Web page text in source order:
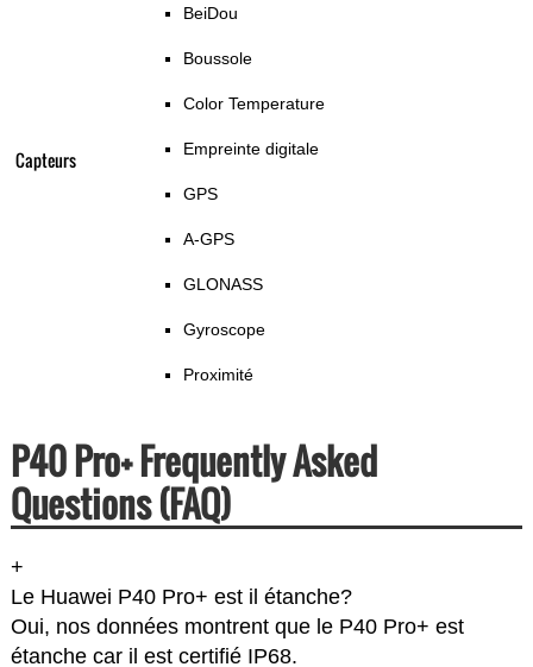
Capteurs
BeiDou
Boussole
Color Temperature
Empreinte digitale
GPS
A-GPS
GLONASS
Gyroscope
Proximité
P40 Pro+ Frequently Asked
Questions (FAQ)
+
Le Huawei P40 Pro+ est il étanche?
Oui, nos données montrent que le P40 Pro+ est
étanche car il est certifié IP68.